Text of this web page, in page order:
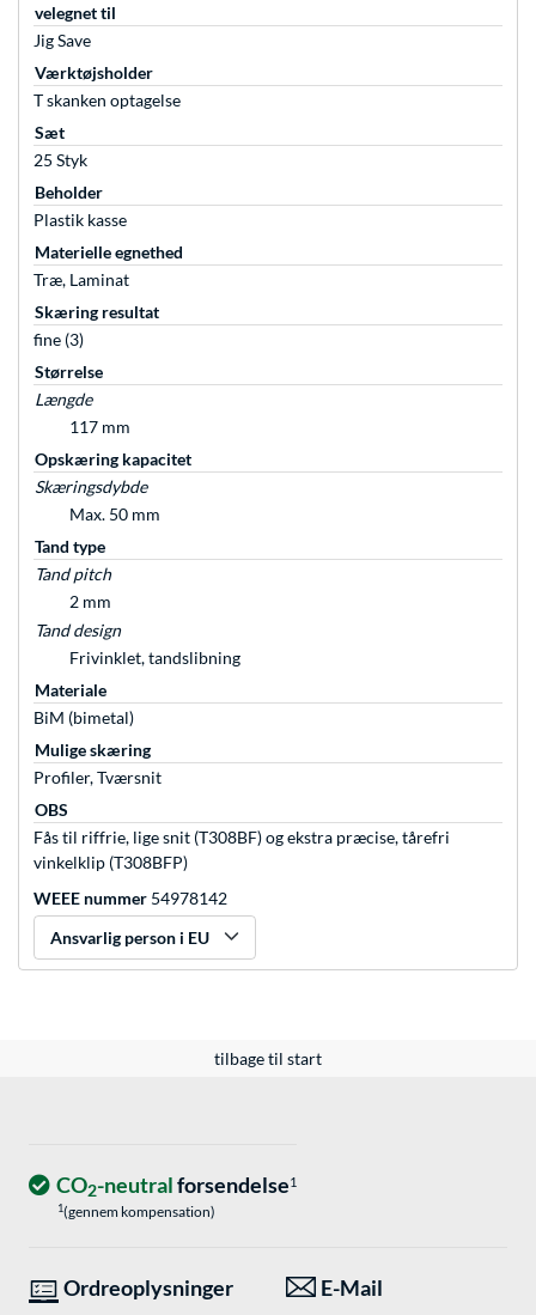
velegnet til
Jig Save
Værktøjsholder
T skanken optagelse
Sæt
25 Styk
Beholder
Plastik kasse
Materielle egnethed
Træ, Laminat
Skæring resultat
fine (3)
Størrelse
Længde
117 mm
Opskæring kapacitet
Skæringsdybde
Max. 50 mm
Tand type
Tand pitch
2 mm
Tand design
Frivinklet, tandslibning
Materiale
BiM (bimetal)
Mulige skæring
Profiler, Tværsnit
OBS
Fås til riffrie, lige snit (T308BF) og ekstra præcise, tårefri
vinkelklip (T308BFP)
WEEE nummer 54978142
Ansvarlig person i EU
tilbage til start
CO2-neutralforsendelse1
1(gennem kompensation)
Ordreoplysninger E-Mail